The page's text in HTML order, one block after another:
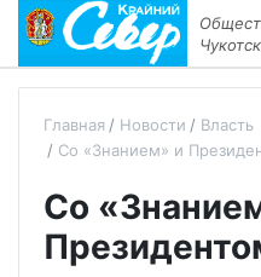
Главная Новости
Власть
Со «Знанием» и
Со